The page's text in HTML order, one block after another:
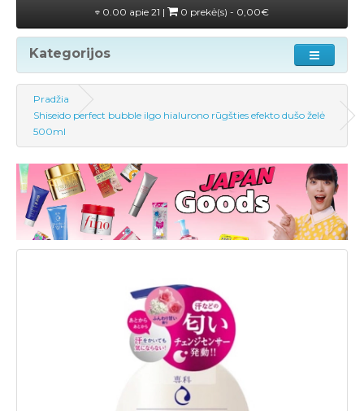
0.00 apie 21 | 0 prekė(s) - 0,00€
Kategorijos
Pradžia
Shiseido perfect bubble ilgo hialurono rūgšties efekto dušo želė
500ml